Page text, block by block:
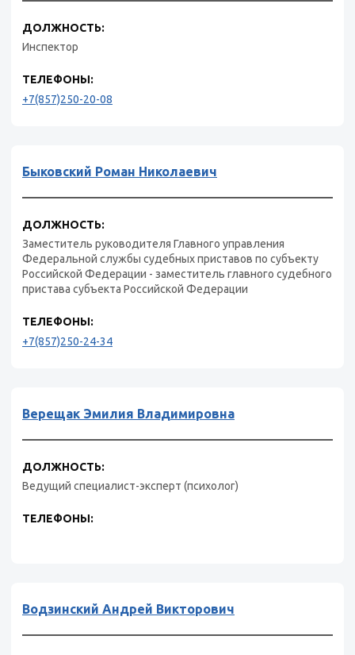
ДОЛЖНОСТЬ:
Инспектор
ТЕЛЕФОНЫ:
+7(857)250-20-08
Быковский Роман Николаевич
ДОЛЖНОСТЬ:
Заместитель руководителя Главного управления
Федеральной службы судебных приставов по субъекту
Российской Федерации - заместитель главного судебного
пристава субъекта Российской Федерации
ТЕЛЕФОНЫ:
+7(857)250-24-34
Верещак Эмилия Владимировна
ДОЛЖНОСТЬ:
Ведущий специалист-эксперт (психолог)
ТЕЛЕФОНЫ:
Водзинский Андрей Викторович